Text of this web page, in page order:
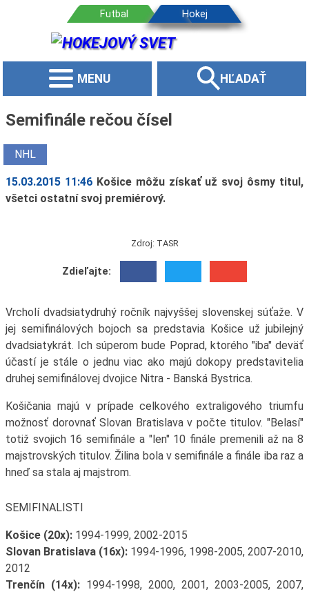
MENU HĽADAŤ
Semifinále rečou čísel
NHL
15.03.2015 11:46 Košice môžu získať už svoj ôsmy titul,
všetci ostatní svoj premiérový.
Zdroj: TASR
Zdieľajte:
Vrcholí dvadsiatydruhý ročník najvyššej slovenskej súťaže. V
jej semifinálových bojoch sa predstavia Košice už jubilejný
dvadsiatykrát. Ich súperom bude Poprad, ktorého "iba" deväť
účastí je stále o jednu viac ako majú dokopy predstavitelia
druhej semifinálovej dvojice Nitra - Banská Bystrica.
Košičania majú v prípade celkového extraligového triumfu
možnosť dorovnať Slovan Bratislava v počte titulov. "Belasí"
totiž svojich 16 semifinále a "len" 10 finále premenili až na 8
majstrovských titulov. Žilina bola v semifinále a finále iba raz a
hneď sa stala aj majstrom.
SEMIFINALISTI
Košice (20x):1994-1999, 2002-2015
Slovan Bratislava (16x): 1994-1996, 1998-2005, 2007-2010,
2012
Trenčín (14x): 1994-1998, 2000, 2001, 2003-2005, 2007,